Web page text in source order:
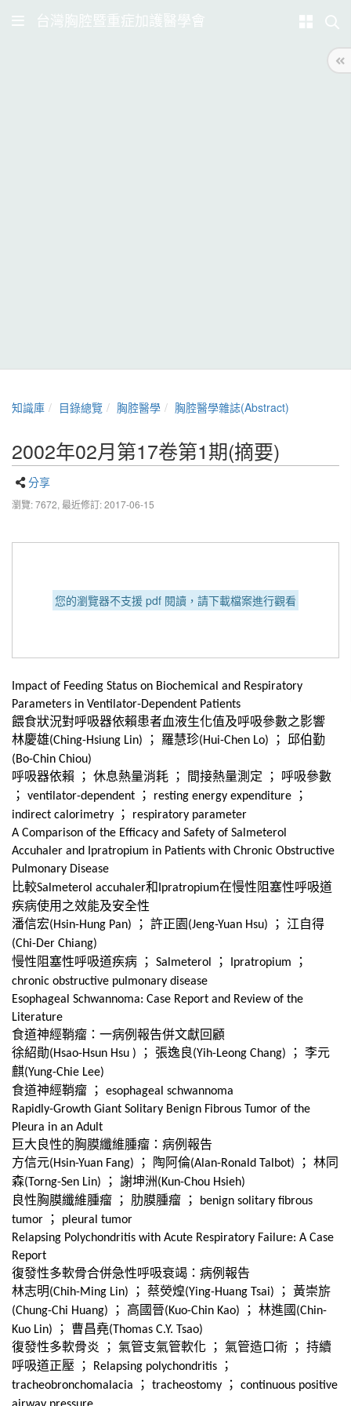
台灣胸腔暨重症加護醫學會
知識庫 目錄總覽 胸腔醫學 胸腔醫學雜誌(Abstract)
2002年02月第17卷第1期(摘要)
分享
瀏覽: 7672, 最近修訂: 2017-06-15
您的瀏覽器不支援 pdf 閱讀，請下載檔案進行觀看
Impact of Feeding Status on Biochemical and Respiratory
Parameters in Ventilator-Dependent Patients
餵食狀況對呼吸器依賴患者血液生化值及呼吸參數之影響
林慶雄(Ching-Hsiung Lin) ； 羅慧珍(Hui-Chen Lo) ； 邱伯勤
(Bo-Chin Chiou)
呼吸器依賴 ； 休息熱量消耗 ； 間接熱量測定 ；
呼吸參數
；
ventilator-dependent ； resting energy expenditure ；
indirect calorimetry ；
respiratory parameter
A Comparison of the Efficacy and Safety of Salmeterol
Accuhaler and Ipratropium in Patients with Chronic Obstructive
Pulmonary Disease
比較Salmeterol accuhaler和 Ipratropium在慢性阻塞性呼吸道
疾病使用之效能及安全性
潘信宏(Hsin-Hung Pan) ； 許正園 (Jeng-Yuan Hsu) ； 江自得
(Chi-Der Chiang)
慢性阻塞性呼吸道疾病 ； Salmeterol ； Ipratropium ；
chronic obstructive pulmonary disease
Esophageal Schwannoma: Case Report and Review of the
Literature
食道神經鞘瘤：一病例報告併文獻回顧
徐紹勛(Hsao-Hsun Hsu ) ； 張逸良(Yih-Leong Chang) ； 李元
麒(Yung-Chie Lee)
食道神經鞘瘤 ；
esophageal schwannoma
Rapidly-Growth Giant Solitary Benign Fibrous Tumor of the
Pleura in an Adult
巨大良性的胸膜纖維腫瘤：病例報告
方信元(Hsin-Yuan Fang) ； 陶阿倫(Alan-Ronald Talbot) ； 林同
森(Torng-Sen Lin) ； 謝坤洲(Kun-Chou Hsieh)
良性胸膜纖維腫瘤 ； 肋膜腫瘤 ；
benign solitary fibrous
tumor
；
pleural tumor
Relapsing Polychondritis with Acute Respiratory Failure: A Case
Report
復發性多軟骨合併急性呼吸衰竭：病例報告
林志明(Chih-Ming Lin) ； 蔡熒煌(Ying-Huang Tsai) ； 黃崇旂
(Chung-Chi Huang) ； 高國晉(Kuo-Chin Kao) ； 林進國 (Chin-
Kuo Lin)
； 曹昌堯(Thomas C.Y. Tsao)
復發性多軟骨炎 ； 氣管支氣管軟化 ； 氣管造口術 ； 持續
呼吸道正壓
； Relapsing polychondritis ；
tracheobronchomalacia ； tracheostomy ；
continuous positive